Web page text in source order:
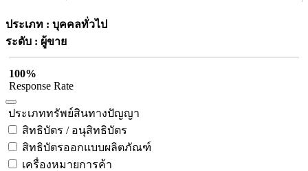
ประเภท : บุคคลทั่วไป
ระดับ : ผู้ขาย
100%
Response Rate
ประเภททรัพย์สินทางปัญญา
สิทธิบัตร / อนุสิทธิบัตร
สิทธิบัตรออกแบบผลิตภัณฑ์
เครื่องหมายการค้า